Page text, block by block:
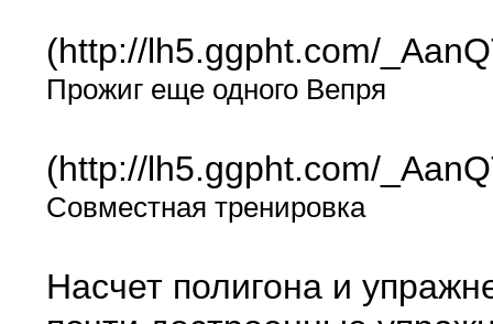
(http://lh5.ggpht.com/
Прожиг еще одного Вепря
(http://lh5.ggpht.com/
Совместная тренировка
Насчет полигона и